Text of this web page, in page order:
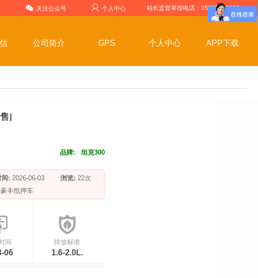
关注公众号 个人中心 站长监督举报电话：05357599999
公司简介 GPS 个人中心 APP下载
]
品牌: 坦克300
间: 2026-06-03 浏览: 22次
豪丰抵押车
间
06
排放标准
1.6-2.0L.